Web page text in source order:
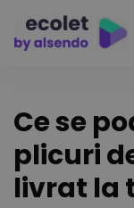
Ce se
plicuri
livrat la